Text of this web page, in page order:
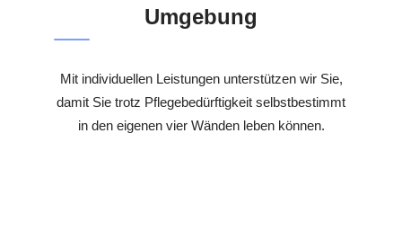
Umgebung
Mit individuellen Leistungen unterstützen wir Sie,
damit Sie trotz Pflegebedürftigkeit selbstbestimmt
in den eigenen vier Wänden leben können.